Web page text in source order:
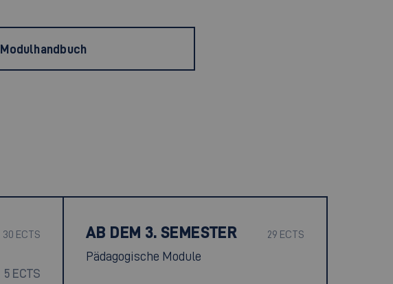
Modulhandbuch
30 ECTS
5 ECTS
AB DEM 3. SEMESTER 29 ECTS
Pädagogische Module